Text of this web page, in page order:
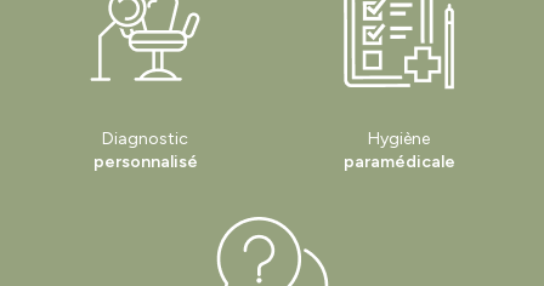
Diagnostic
personnalisé
Hygiène
paramédicale